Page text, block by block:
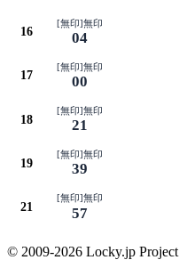
16
[無印]無印
04
17
[無印]無印
00
18
[無印]無印
21
19
[無印]無印
39
21
[無印]無印
57
© 2009-2026 Locky.jp Project